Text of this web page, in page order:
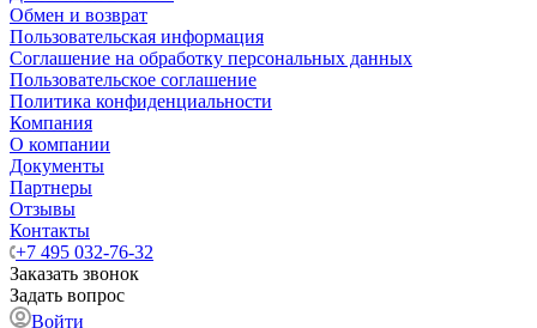
Обмен и возврат
Пользовательская информация
Соглашение на обработку персональных данных
Пользовательское соглашение
Политика конфиденциальности
Компания
О компании
Документы
Партнеры
Отзывы
Контакты
+7 495 032-76-32
Заказать звонок
Задать вопрос
Войти